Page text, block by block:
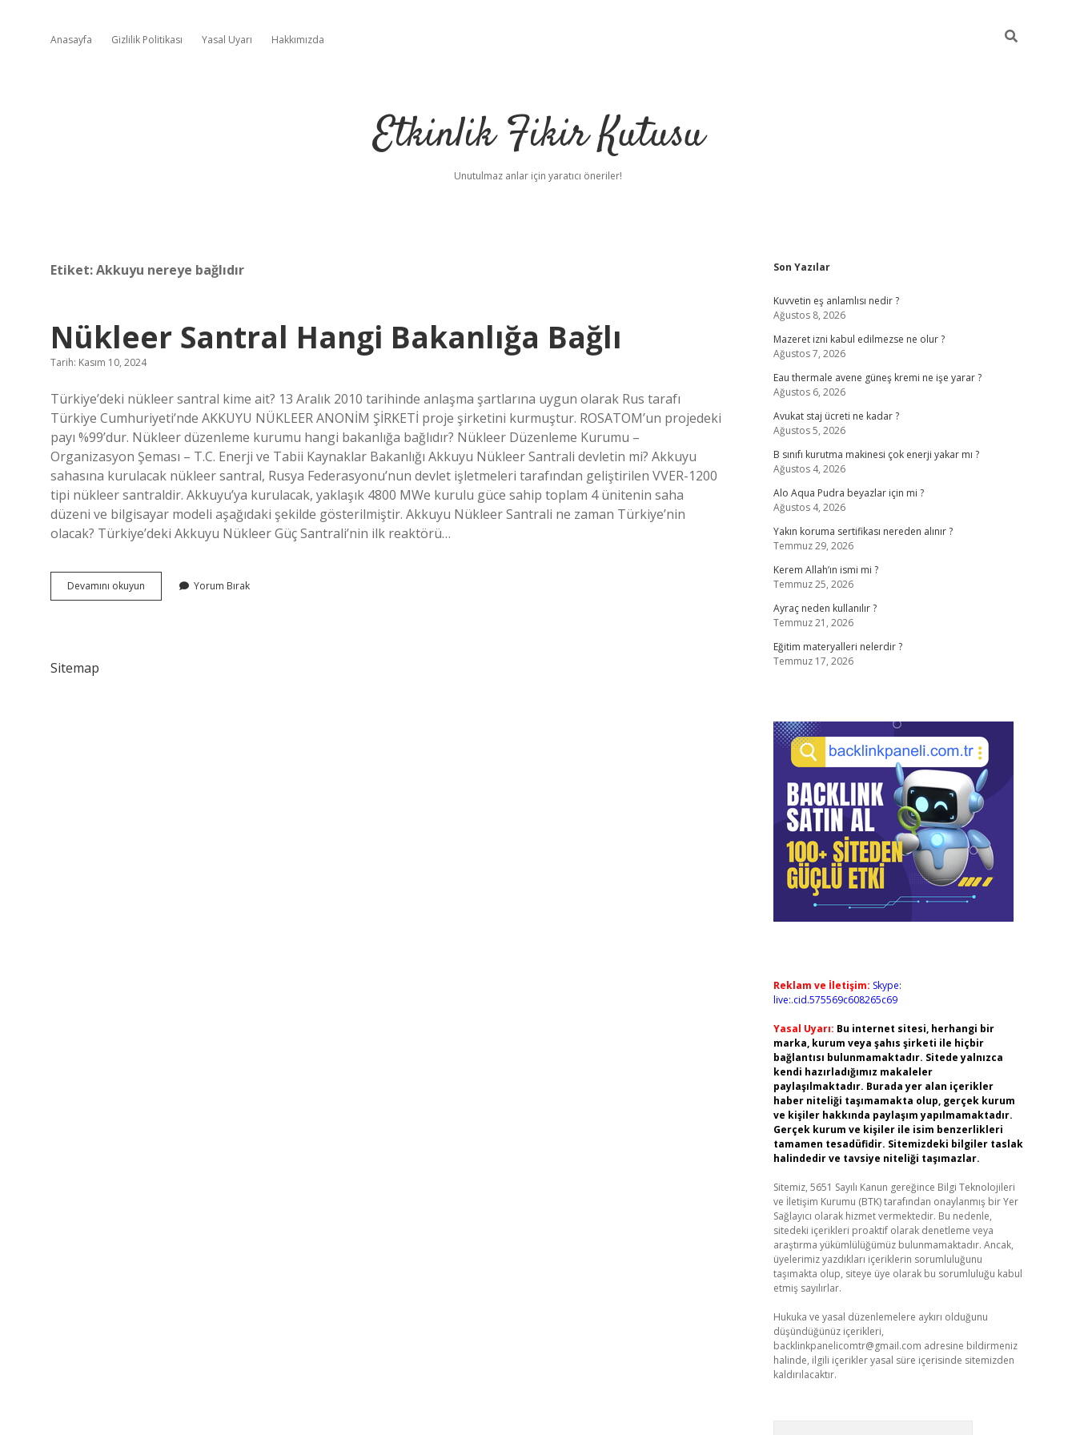
Anasayfa Gizlilik Politikası Yasal Uyarı Hakkımızda
Etkinlik Fikir Kutusu
Unutulmaz anlar için yaratıcı öneriler!
Etiket:Akkuyu nereye bağlıdır
Nükleer Santral Hangi Bakanlığa Bağlı
Tarih: Kasım 10, 2024
Türkiye’deki nükleer santral kime ait? 13 Aralık 2010 tarihinde anlaşma şartlarına uygun olarak Rus tarafı
Türkiye Cumhuriyeti’nde AKKUYU NÜKLEER ANONİM ŞİRKETİ proje şirketini kurmuştur. ROSATOM’un projedeki
payı %99’dur. Nükleer düzenleme kurumu hangi bakanlığa bağlıdır? Nükleer Düzenleme Kurumu –
Organizasyon Şeması – T.C. Enerji ve Tabii Kaynaklar Bakanlığı Akkuyu Nükleer Santrali devletin mi? Akkuyu
sahasına kurulacak nükleer santral, Rusya Federasyonu’nun devlet işletmeleri tarafından geliştirilen VVER-1200
tipi nükleer santraldir. Akkuyu’ya kurulacak, yaklaşık 4800 MWe kurulu güce sahip toplam 4 ünitenin saha
düzeni ve bilgisayar modeli aşağıdaki şekilde gösterilmiştir. Akkuyu Nükleer Santrali ne zaman Türkiye’nin
olacak? Türkiye’deki Akkuyu Nükleer Güç Santrali’nin ilk reaktörü…
Devamını okuyun
Santral
Yorum Bırak
Sitemap
Sidebar
Son Yazılar
Kuvvetin eş anlamlısı nedir ?
Ağustos 8, 2026
Mazeret izni kabul edilmezse ne olur ?
Ağustos 7, 2026
Eau thermale avene güneş kremi ne işe yarar ?
Ağustos 6, 2026
Avukat staj ücreti ne kadar ?
Ağustos 5, 2026
B sınıfı kurutma makinesi çok enerji yakar mı ?
Ağustos 4, 2026
Alo Aqua Pudra beyazlar için mi ?
Ağustos 4, 2026
Yakın koruma sertifikası nereden alınır ?
Temmuz 29, 2026
Kerem Allah’ın ismi mi ?
Temmuz 25, 2026
Ayraç neden kullanılır ?
Temmuz 21, 2026
Eğitim materyalleri nelerdir ?
Temmuz 17, 2026
Reklam ve İletişim: Skype:
live:.cid.575569c608265c69
Yasal Uyarı: Bu internet sitesi, herhangi bir
marka, kurum veya şahıs şirketi ile hiçbir
bağlantısı bulunmamaktadır. Sitede yalnızca
kendi hazırladığımız makaleler
paylaşılmaktadır. Burada yer alan içerikler
haber niteliği taşımamakta olup, gerçek kurum
ve kişiler hakkında paylaşım yapılmamaktadır.
Gerçek kurum ve kişiler ile isim benzerlikleri
tamamen tesadüfidir. Sitemizdeki bilgiler taslak
halindedir ve tavsiye niteliği taşımazlar.
Sitemiz, 5651 Sayılı Kanun gereğince Bilgi Teknolojileri
ve İletişim Kurumu (BTK) tarafından onaylanmış bir Yer
Sağlayıcı olarak hizmet vermektedir. Bu nedenle,
sitedeki içerikleri proaktif olarak denetleme veya
araştırma yükümlülüğümüz bulunmamaktadır. Ancak,
üyelerimiz yazdıkları içeriklerin sorumluluğunu
taşımakta olup, siteye üye olarak bu sorumluluğu kabul
etmiş sayılırlar.
Hukuka ve yasal düzenlemelere aykırı olduğunu
düşündüğünüz içerikleri,
backlinkpanelicomtr@gmail.com adresine bildirmeniz
halinde, ilgili içerikler yasal süre içerisinde sitemizden
kaldırılacaktır.